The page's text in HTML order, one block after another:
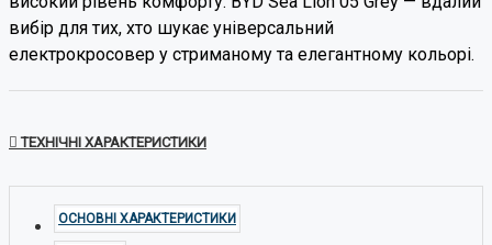
вибір для тих, хто шукає універсальний
електрокросовер у стриманому та елегантному кольорі.
ТЕХНІЧНІ ХАРАКТЕРИСТИКИ
ОСНОВНІ ХАРАКТЕРИСТИКИ